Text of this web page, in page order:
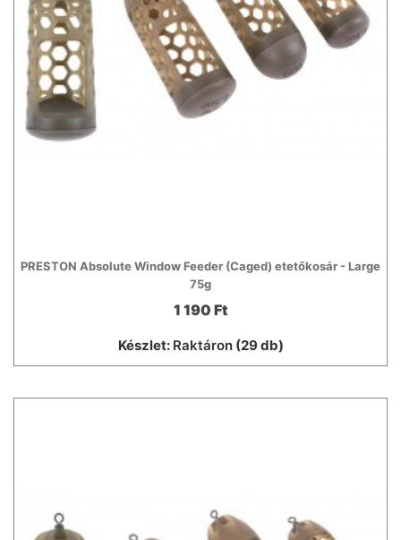
PRESTON Absolute Window Feeder (Caged) etetőkosár - Large
75g
1 190 Ft
Készlet: Raktáron(29 db)